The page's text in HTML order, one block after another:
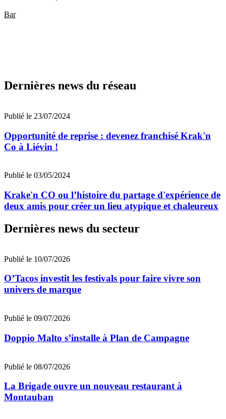
Bar
Dernières news du réseau
Publié le 23/07/2024
Opportunité de reprise : devenez franchisé Krak'n
Co à Liévin !
Publié le 03/05/2024
Krake'n CO ou l’histoire du partage d'expérience de
deux amis pour créer un lieu atypique et chaleureux
Dernières news du secteur
Publié le 10/07/2026
O’Tacos investit les festivals pour faire vivre son
univers de marque
Publié le 09/07/2026
Doppio Malto s’installe à Plan de Campagne
Publié le 08/07/2026
La Brigade ouvre un nouveau restaurant à
Montauban